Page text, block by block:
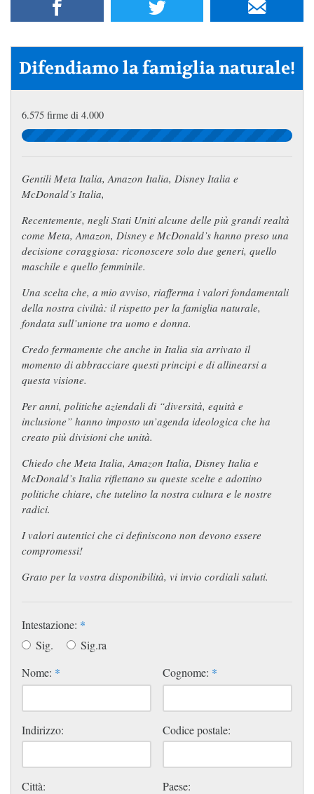
Difendiamo la famiglia naturale!
6.575 firme di 4.000
Gentili Meta Italia, Amazon Italia, Disney Italia e
McDonald’s Italia,
Recentemente, negli Stati Uniti alcune delle più grandi realtà
come Meta, Amazon, Disney e McDonald’s hanno preso una
decisione coraggiosa: riconoscere solo due generi, quello
maschile e quello femminile.
Una scelta che, a mio avviso, riafferma i valori fondamentali
della nostra civiltà: il rispetto per la famiglia naturale,
fondata sull’unione tra uomo e donna.
Credo fermamente che anche in Italia sia arrivato il
momento di abbracciare questi principi e di allinearsi a
questa visione.
Per anni, politiche aziendali di “diversità, equità e
inclusione” hanno imposto un’agenda ideologica che ha
creato più divisioni che unità.
Chiedo che Meta Italia, Amazon Italia, Disney Italia e
McDonald’s Italia riflettano su queste scelte e adottino
politiche chiare, che tutelino la nostra cultura e le nostre
radici.
I valori autentici che ci definiscono non devono essere
compromessi!
Grato per la vostra disponibilità, vi invio cordiali saluti.
Intestazione: *
Sig.
Sig.ra
Nome: * Cognome: *
Indirizzo: Codice postale:
Città: Paese: